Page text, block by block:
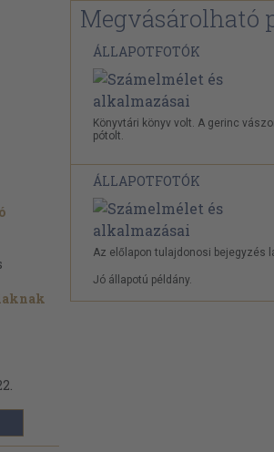
Megvásárolható
ÁLLAPOTFOTÓK
Könyvtári könyv volt. A gerinc
pótolt.
ÁLLAPOTFOTÓK
Az előlapon tulajdonosi bejegyzés
Jó állapotú példány.